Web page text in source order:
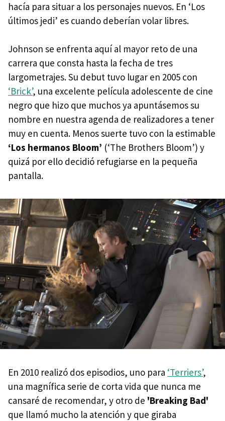
hacía para situar a los personajes nuevos. En ‘Los
últimos jedi’ es cuando deberían volar libres.
Johnson se enfrenta aquí al mayor reto de una
carrera que consta hasta la fecha de tres
largometrajes. Su debut tuvo lugar en 2005 con
‘Brick’, una excelente película adolescente de cine
negro que hizo que muchos ya apuntásemos su
nombre en nuestra agenda de realizadores a tener
muy en cuenta. Menos suerte tuvo con la estimable
‘Los hermanos Bloom’ (‘The Brothers Bloom’) y
quizá por ello decidió refugiarse en la pequeña
pantalla.
En 2010 realizó dos episodios, uno para ‘Terriers’,
una magnífica serie de corta vida que nunca me
cansaré de recomendar, y otro de 'Breaking Bad'
que llamó mucho la atención y que giraba